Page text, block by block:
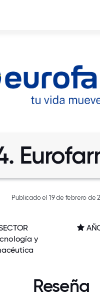
Publicado el 19 de febrero de
y
Reseña